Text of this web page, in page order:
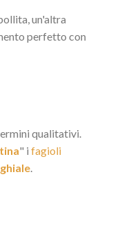
un'altra
perfetto con
qualitativi.
" i fagioli
.